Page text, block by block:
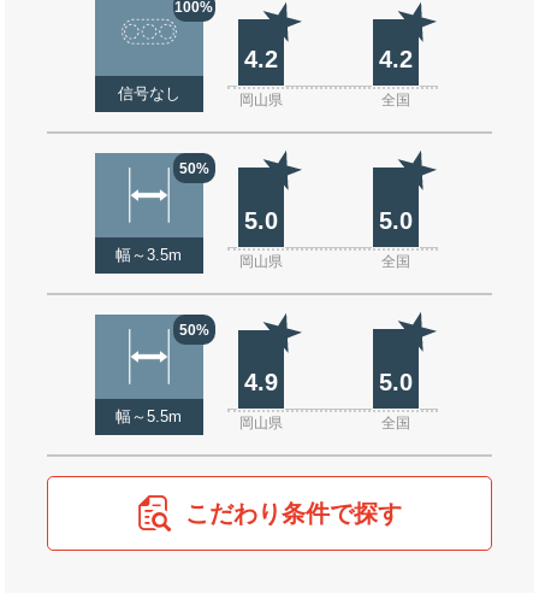
100%
信号なし
4.2 4.2
岡山県 全国
50%
幅～3.5m
5.0 5.0
岡山県 全国
50%
幅～5.5m
4.9 5.0
岡山県 全国
こだわり条件で探す